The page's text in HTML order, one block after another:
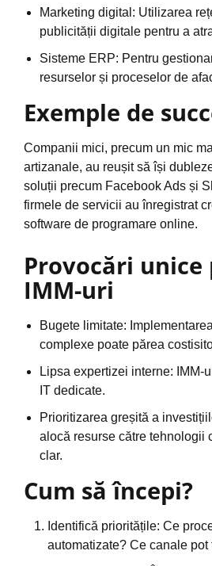
Marketing digital: Utilizarea
publicității digitale pentru a
Sisteme ERP: Pentru
resurselor și proceselor de
Exemple de
Companii mici, precum un mic
artizanale, au reușit să își
soluții precum Facebook Ads și
firmele de servicii au înregistrat
software de programare online.
Provocări unice
IMM-uri
Bugete limitate:
complexe poate părea
Lipsa expertizei interne: IMM-
IT dedicate.
Prioritizarea greșită a
alocă resurse către tehnologii
clar.
Cum să începi?
Identifică prioritățile: Ce
automatizate? Ce canale pot